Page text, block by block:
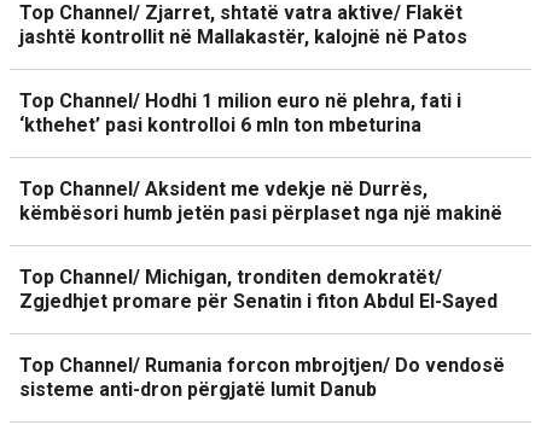
Top Channel/ Zjarret, shtatë vatra aktive/ Flakët
jashtë kontrollit në Mallakastër, kalojnë në Patos
Top Channel/ Hodhi 1 milion euro në plehra, fati i
‘kthehet’ pasi kontrolloi 6 mln ton mbeturina
Top Channel/ Aksident me vdekje në Durrës,
këmbësori humb jetën pasi përplaset nga një makinë
Top Channel/ Michigan, tronditen demokratët/
Zgjedhjet promare për Senatin i fiton Abdul El-Sayed
Top Channel/ Rumania forcon mbrojtjen/ Do vendosë
sisteme anti-dron përgjatë lumit Danub